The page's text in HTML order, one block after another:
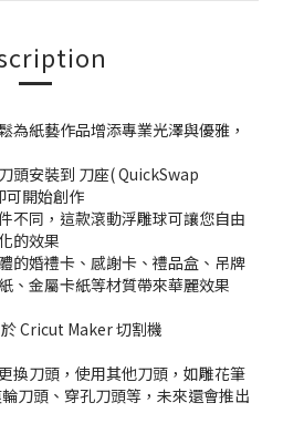
為紙藝作品增添專業光澤與優雅，
頭安裝到 刀座( QuickSwap
可開始創作
不同，這款滾動浮雕球可讓您自由
的效果
的婚禮卡、感謝卡、禮品盒、吊牌
、金屬卡紙等材質帶來華麗效果
Cricut Maker 切割機
換刀頭，使用其他刀頭，如雕花筆
刀頭、穿孔刀頭等，未來還會推出